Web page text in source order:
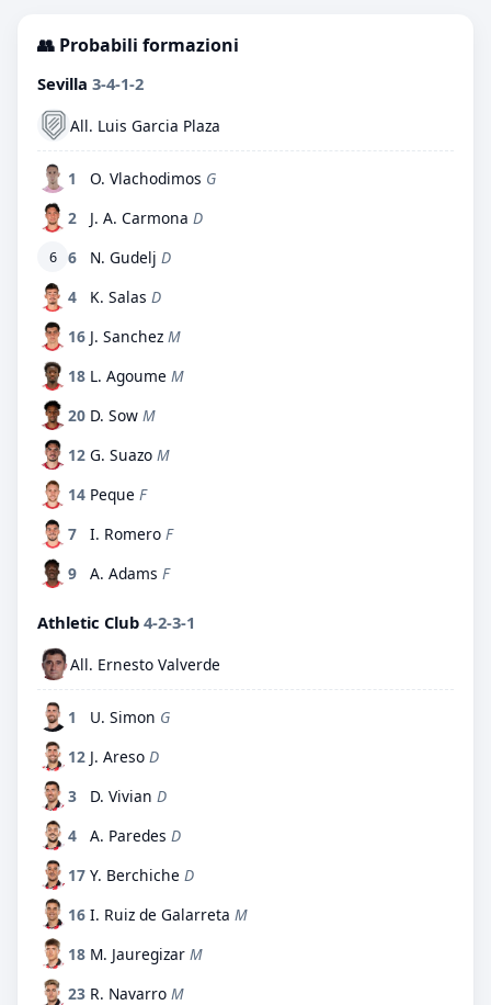
👥 Probabili formazioni
Sevilla 3-4-1-2
All. Luis Garcia Plaza
1 O. Vlachodimos G
2
J. A. Carmona D
6 6 N. Gudelj D
4
K. Salas D
16 J. Sanchez M
18 L. Agoume M
20 D. Sow M
12 G. Suazo M
14 Peque F
7
I. Romero F
9
A. Adams F
Athletic Club 4-2-3-1
All. Ernesto Valverde
1 U. Simon G
12 J. Areso D
3
D. Vivian D
4
A. Paredes D
17 Y. Berchiche D
16 I. Ruiz de Galarreta M
18 M. Jauregizar M
23 R. Navarro M